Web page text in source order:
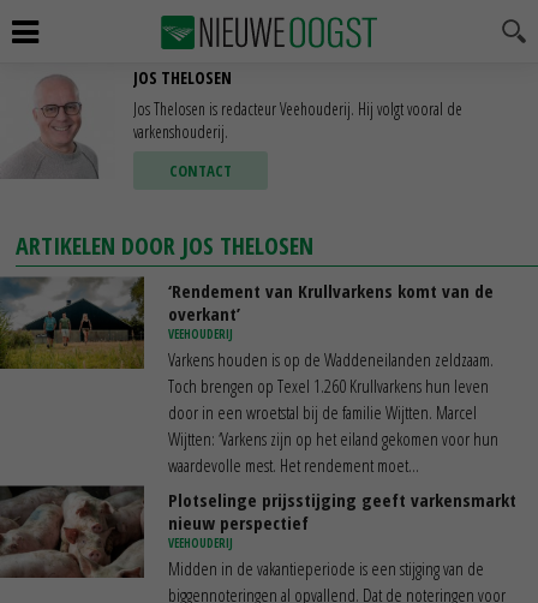
JOS THELOSEN
Jos Thelosen is redacteur Veehouderij. Hij volgt vooral de
varkenshouderij.
CONTACT
ARTIKELEN DOOR JOS THELOSEN
‘Rendement van Krullvarkens komt van de
overkant’
VEEHOUDERIJ
Varkens houden is op de Waddeneilanden zeldzaam.
Toch brengen op Texel 1.260 Krullvarkens hun leven
door in een wroetstal bij de familie Wijtten. Marcel
Wijtten: ‘Varkens zijn op het eiland gekomen voor hun
waardevolle mest. Het rendement moet...
Plotselinge prijsstijging geeft varkensmarkt
nieuw perspectief
VEEHOUDERIJ
Midden in de vakantieperiode is een stijging van de
biggennoteringen al opvallend. Dat de noteringen voor